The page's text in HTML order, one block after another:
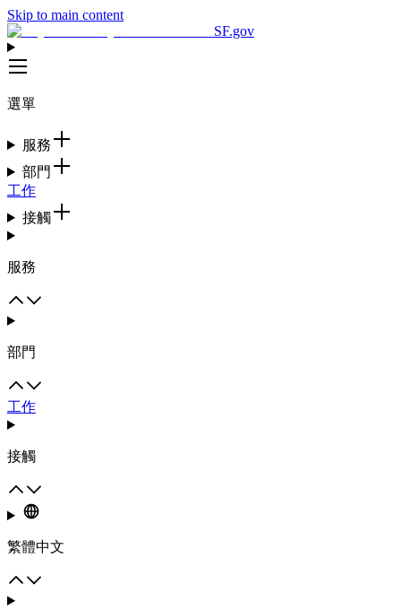
Skip to main content
SF.gov
選單
服務
部門
工作
接觸
服務
部門
工作
接觸
繁體中文